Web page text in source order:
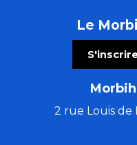
Le
2 rue Louis de